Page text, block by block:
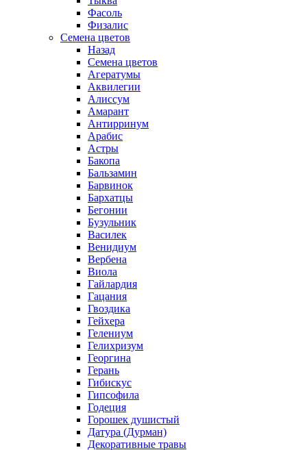
Фасоль
Физалис
Семена цветов
Назад
Семена цветов
Агератумы
Аквилегии
Алиссум
Амарант
Антирринум
Арабис
Астры
Бакопа
Бальзамин
Барвинок
Бархатцы
Бегонии
Бузульник
Василек
Венидиум
Вербена
Виола
Гайлардия
Гацания
Гвоздика
Гейхера
Гелениум
Гелихризум
Георгина
Герань
Гибискус
Гипсофила
Годеция
Горошек душистый
Датура (Дурман)
Декоративные травы